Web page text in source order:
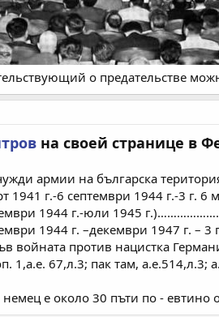
о предательстве
на своей странице в
армии на българска
1941 г.-6 септември 1944 г.-3
1944 г.-юли 1945
1944 г. –декември 1947 г.
войната против нацистка
1,а.е. 67,л.3; пак там, а.е.514,л.3;
е около 30 пъти по - евтино